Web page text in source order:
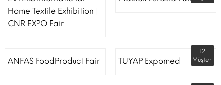
Home Textile Exhibition |
CNR EXPO Fair
ANFAS FoodProduct Fair TÜYAP Expomed
12
Müşteri